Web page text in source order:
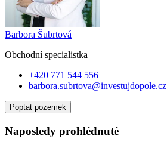
Barbora Šubrtová
Obchodní specialistka
+420 771 544 556
barbora.subrtova@investujdopole.cz
Poptat pozemek
Naposledy prohlédnuté